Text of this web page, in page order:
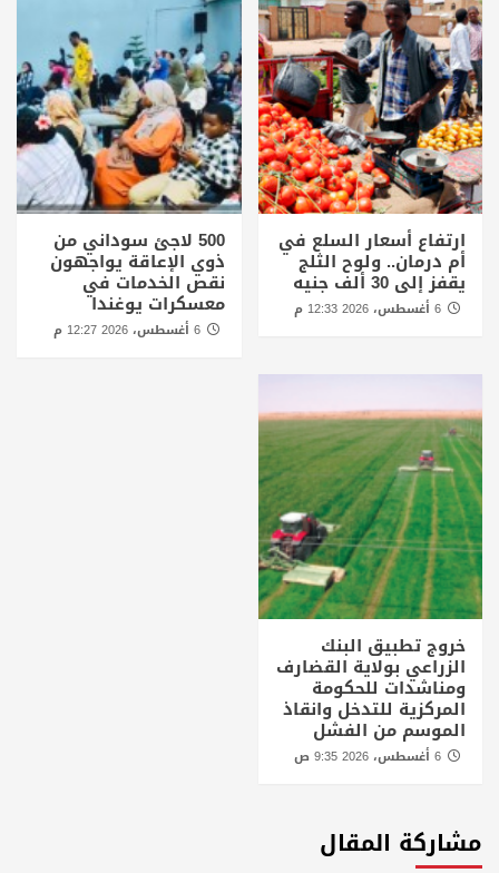
ارتفاع أسعار السلع في
أم درمان.. ولوح الثلج
يقفز إلى 30 ألف جنيه
500 لاجئ سوداني من
ذوي الإعاقة يواجهون
نقص الخدمات في
معسكرات يوغندا
6 أغسطس، 2026 12:27 م
خروج تطبيق البنك
الزراعي بولاية القضارف
ومناشدات للحكومة
المركزية للتدخل وانقاذ
الموسم من الفشل
مشاركة المقال